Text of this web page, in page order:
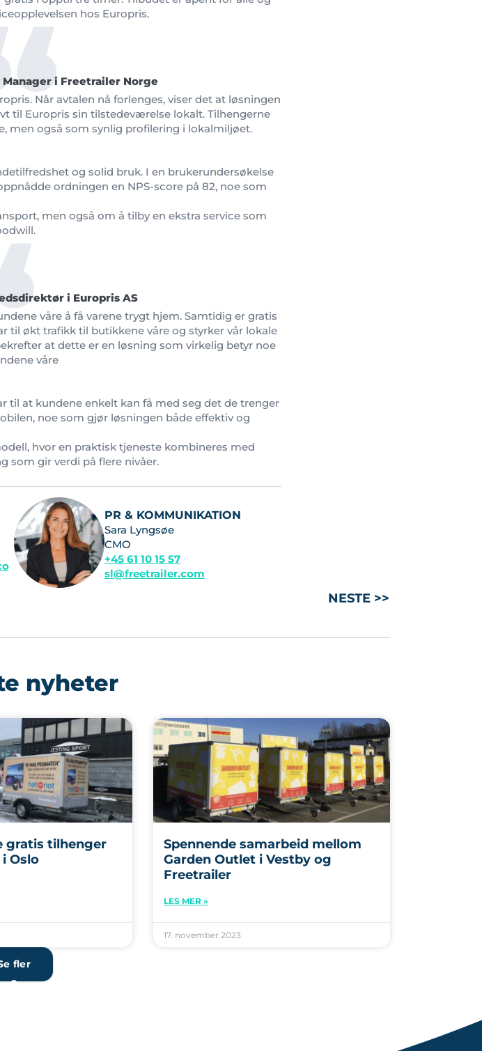
hos Europris.
Når avtalen nå forlenges, viser det at løsningen
til Europris sin tilstedeværelse lokalt. Tilhengerne
men også som synlig profilering i lokalmiljøet.
i Freetrailer Norge
og solid bruk. I en brukerundersøkelse
ordningen en NPS-score på 82, noe som
men også om å tilby en ekstra service som
våre å få varene trygt hjem. Samtidig er gratis
til økt trafikk til butikkene våre og styrker vår lokale
at dette er en løsning som virkelig betyr noe
våre
i Europris AS
til at kundene enkelt kan få med seg det de trenger
noe som gjør løsningen både effektiv og
hvor en praktisk tjeneste kombineres med
som gir verdi på flere nivåer.
PR & KOMMUNIKATION
Sara Lyngsøe
CMO
+45 61 10 15 57
sl@freetrailer.com
NESTE >>
nyheter
gratis tilhenger
Oslo
Spennende samarbeid mellom
Garden Outlet i Vestby og
Freetrailer
LES MER »
17. november 2023
fler